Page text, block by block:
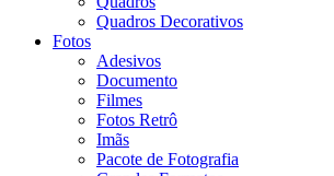
Quadros Decorativos
Fotos
Adesivos
Documento
Filmes
Fotos Retrô
Imãs
Pacote de Fotografia